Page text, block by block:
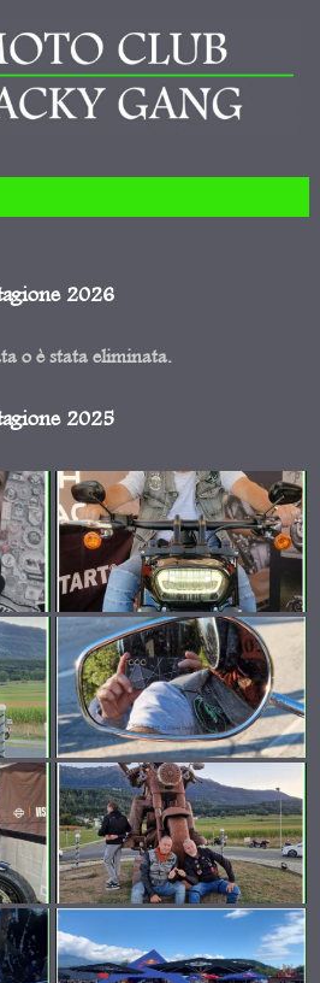
Salta al contenuto
2026
o è stata eliminata.
2025